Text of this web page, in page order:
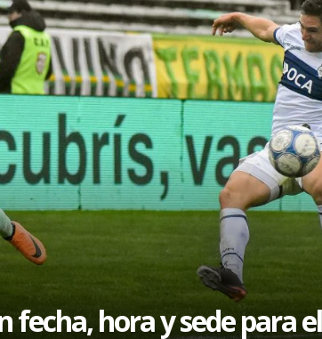
fecha, hora y sede para el